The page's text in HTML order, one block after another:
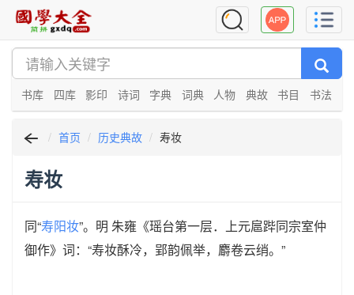
书库 四库 影印 诗词 字典 词典 人物 典故 书目 书法
首页 历史典故 寿妆
寿妆
同“寿阳妆”。明 朱雍《瑶台第一层．上元扈跸同宗室仲
御作》词：“寿妆酥冷，郢韵佩举，麝卷云绡。”